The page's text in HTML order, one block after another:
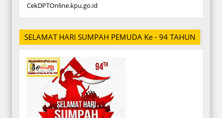
CekDPTOnline.kpu.go.id
SELAMAT HARI SUMPAH PEMUDA Ke - 94 TAHUN